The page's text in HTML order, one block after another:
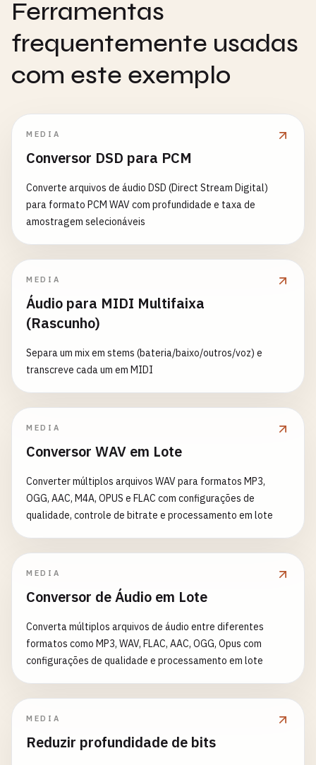
Ferramentas
frequentemente usadas
com este exemplo
MEDIA
Conversor DSD para PCM
Converte arquivos de áudio DSD (Direct Stream Digital)
para formato PCM WAV com profundidade e taxa de
amostragem selecionáveis
MEDIA
Áudio para MIDI Multifaixa
(Rascunho)
Separa um mix em stems (bateria/baixo/outros/voz) e
transcreve cada um em MIDI
MEDIA
Conversor WAV em Lote
Converter múltiplos arquivos WAV para formatos MP3,
OGG, AAC, M4A, OPUS e FLAC com configurações de
qualidade, controle de bitrate e processamento em lote
MEDIA
Conversor de Áudio em Lote
Converta múltiplos arquivos de áudio entre diferentes
formatos como MP3, WAV, FLAC, AAC, OGG, Opus com
configurações de qualidade e processamento em lote
MEDIA
Reduzir profundidade de bits